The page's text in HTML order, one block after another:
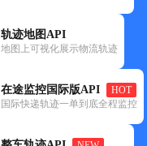
轨迹地图API
地图上可视化展示物流轨迹
在途监控国际版API
HOT
国际快递轨迹一单到底全程监控